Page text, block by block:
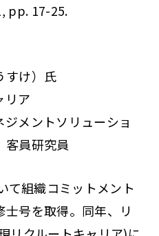
pp. 17-25.
すけ）氏
リア
メントソリューショ
員研究員
て組織コミットメント
号を取得。同年、リ